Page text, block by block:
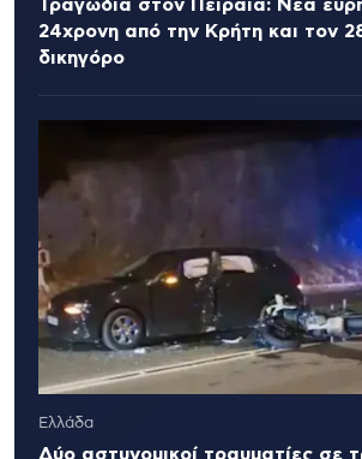
Τραγωδία στον Πειραιά: Νέα
24χρονη από την Κρήτη και τον
δικηγόρο
Ελλάδα
Δύο αστυνομικοί τραυματίες σε